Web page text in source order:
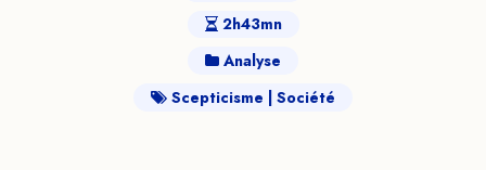
2h43mn
Analyse
Scepticisme
Société